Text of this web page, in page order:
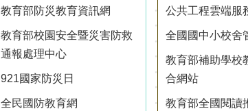
教育部防災教育資訊網
教育部校園安全暨災害防救
通報處理中心
921國家防災日
全民國防教育網
公共工程雲端服
全國國中小校舍
教育部補助學校
合網站
教育部全國閱讀